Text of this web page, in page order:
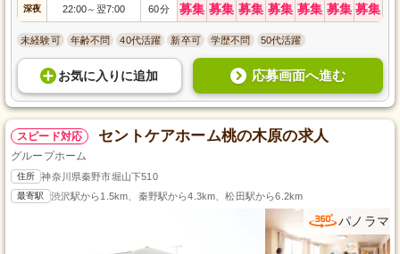
深夜 22:00～ 翌7:00 60分 募集 募集 募集 募集 募集 募集 募集
未経験可 年齢不問 40代活躍 新卒可 学歴不問 50代活躍
お気に入り に追加 応募画面へ進む
スピード対応 セントケアホーム桃の木原の求人
グループホーム
住所 神奈川県秦野市堀山下510
最寄駅 渋沢駅から1.5km、秦野駅から4.3km、松田駅から6.2km
パノラマ